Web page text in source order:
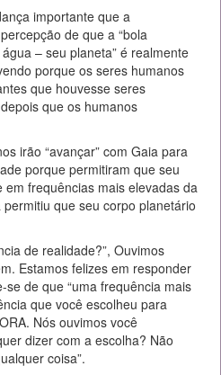
importante que a
de que a “bola
– seu planeta” é realmente
porque os seres humanos
que houvesse seres
que os humanos
irão “avançar” com Gaia para
porque permitiram que seu
frequências mais elevadas da
que seu corpo planetário
de realidade?”, Ouvimos
Estamos felizes em responder
de que “uma frequência mais
que você escolheu para
Nós ouvimos você
dizer com a escolha? Não
coisa”.